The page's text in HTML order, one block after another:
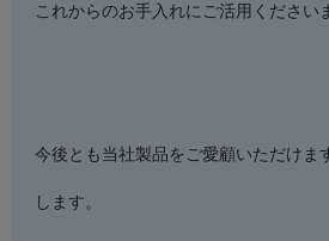
これからのお手入れにご活用ください
今後とも当社製品をご愛顧いただけま
します。